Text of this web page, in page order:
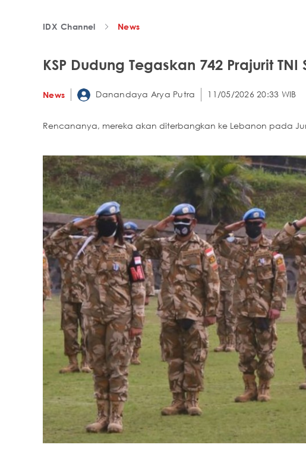
IDX Channel News
KSP Dudung Tegaskan 742 Prajurit
News Danandaya Arya Putra 11/05/2026 20:33 WIB
Rencananya, mereka akan diterbangkan ke Lebanon pada